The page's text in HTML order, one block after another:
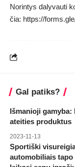
Norintys dalyvauti
čia: https://
Gal patiks?
Išmanioji gamyba:
ateities produktus
2023-11-13
Sportiški
automobiliais